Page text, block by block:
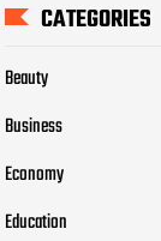
CATEGORIES
Beauty
Business
Economy
Education